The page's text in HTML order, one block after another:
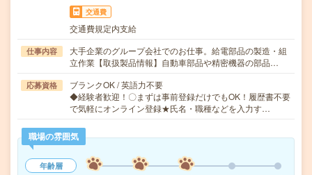
交通費
交通費規定内支給
仕事内容
大手企業のグループ会社でのお仕事。給電部品の製造・組
立作業【取扱製品情報】自動車部品や精密機器の部品…
応募資格
ブランクOK / 英語力不要
◆経験者歓迎！〇まずは事前登録だけでもOK！履歴書不要
で気軽にオンライン登録★氏名・職種などを入力す…
職場の雰囲気
年齢層